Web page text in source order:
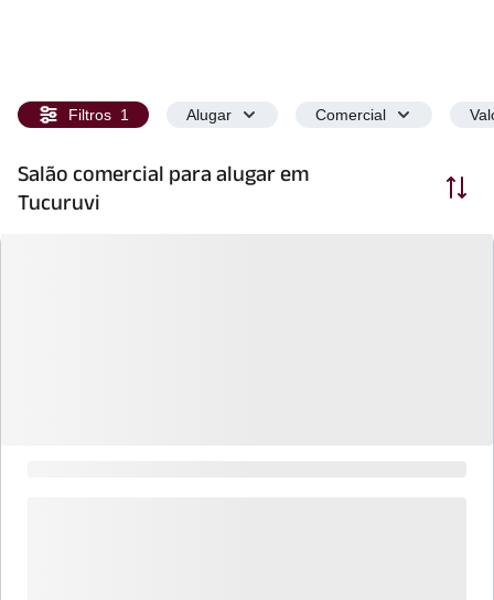
Filtros 1 Alugar Comercial
Salão comercial para alugar em
Tucuruvi
Ordenar